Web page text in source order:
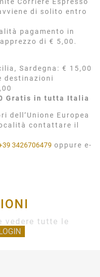
di solito entro
pagamento in
di € 5,00.
Sardegna: € 15,00
destinazioni
Gratis in tutta Italia
dell’Unione Europea
contattare il
3426706479 oppure e-
vedere tutte le